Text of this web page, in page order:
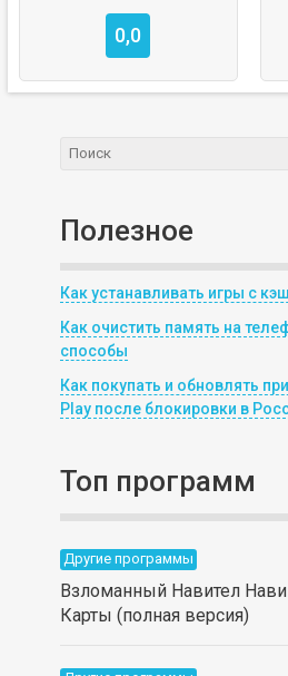
0,0
Полезное
Как устанавливать игры с
Как очистить память на
способы
Как покупать и обновлять
Play после блокировки в
Топ программ
Другие программы
Взломанный Навител
Карты (полная версия)